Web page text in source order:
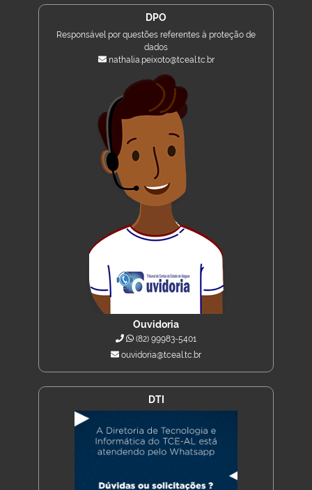
DPO
Responsável por questões referentes à proteção de
dados
nathalia.peixoto@tceal.tc.br
Ouvidoria
(82) 99983-5401
ouvidoria@tceal.tc.br
DTI